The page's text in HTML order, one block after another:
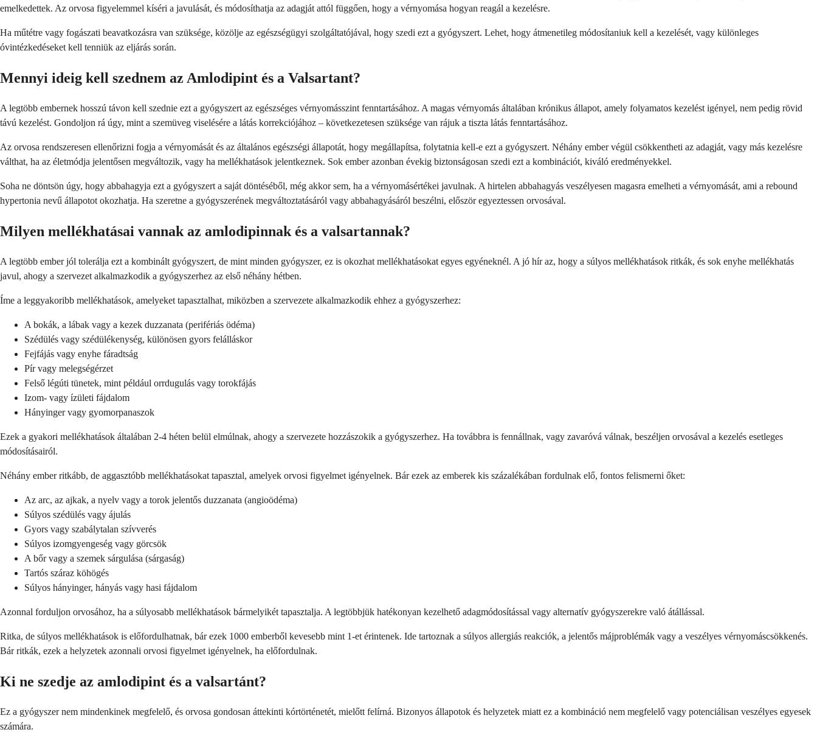
emelkedettek. Az orvosa figyelemmel kíséri a javulását, és módosíthatja az adagját attól függően, hogy a vérnyomása hogyan reagál a kezelésre.
Ha műtétre vagy fogászati beavatkozásra van szüksége, közölje az egészségügyi szolgáltatójával, hogy szedi ezt a gyógyszert. Lehet, hogy átmenetileg módosítaniuk kell a kezelését, vagy különleges
óvintézkedéseket kell tenniük az eljárás során.
Mennyi ideig kell szednem az Amlodipint és a Valsartant?
A legtöbb embernek hosszú távon kell szednie ezt a gyógyszert az egészséges vérnyomásszint fenntartásához. A magas vérnyomás általában krónikus állapot, amely folyamatos kezelést igényel, nem pedig rövid
távú kezelést. Gondoljon rá úgy, mint a szemüveg viselésére a látás korrekciójához – következetesen szüksége van rájuk a tiszta látás fenntartásához.
Az orvosa rendszeresen ellenőrizni fogja a vérnyomását és az általános egészségi állapotát, hogy megállapítsa, folytatnia kell-e ezt a gyógyszert. Néhány ember végül csökkentheti az adagját, vagy más kezelésre
válthat, ha az életmódja jelentősen megváltozik, vagy ha mellékhatások jelentkeznek. Sok ember azonban évekig biztonságosan szedi ezt a kombinációt, kiváló eredményekkel.
Soha ne döntsön úgy, hogy abbahagyja ezt a gyógyszert a saját döntéséből, még akkor sem, ha a vérnyomásértékei javulnak. A hirtelen abbahagyás veszélyesen magasra emelheti a vérnyomását, ami a rebound
hypertonia nevű állapotot okozhatja. Ha szeretne a gyógyszerének megváltoztatásáról vagy abbahagyásáról beszélni, először egyeztessen orvosával.
Milyen mellékhatásai vannak az amlodipinnak és a valsartannak?
A legtöbb ember jól tolerálja ezt a kombinált gyógyszert, de mint minden gyógyszer, ez is okozhat mellékhatásokat egyes egyéneknél. A jó hír az, hogy a súlyos mellékhatások ritkák, és sok enyhe mellékhatás
javul, ahogy a szervezet alkalmazkodik a gyógyszerhez az első néhány hétben.
Íme a leggyakoribb mellékhatások, amelyeket tapasztalhat, miközben a szervezete alkalmazkodik ehhez a gyógyszerhez:
A bokák, a lábak vagy a kezek duzzanata (perifériás ödéma)
Szédülés vagy szédülékenység, különösen gyors felálláskor
Fejfájás vagy enyhe fáradtság
Pír vagy melegségérzet
Felső légúti tünetek, mint például orrdugulás vagy torokfájás
Izom- vagy ízületi fájdalom
Hányinger vagy gyomorpanaszok
Ezek a gyakori mellékhatások általában 2-4 héten belül elmúlnak, ahogy a szervezete hozzászokik a gyógyszerhez. Ha továbbra is fennállnak, vagy zavaróvá válnak, beszéljen orvosával a kezelés esetleges
módosításairól.
Néhány ember ritkább, de aggasztóbb mellékhatásokat tapasztal, amelyek orvosi figyelmet igényelnek. Bár ezek az emberek kis százalékában fordulnak elő, fontos felismerni őket:
Az arc, az ajkak, a nyelv vagy a torok jelentős duzzanata (angioödéma)
Súlyos szédülés vagy ájulás
Gyors vagy szabálytalan szívverés
Súlyos izomgyengeség vagy görcsök
A bőr vagy a szemek sárgulása (sárgaság)
Tartós száraz köhögés
Súlyos hányinger, hányás vagy hasi fájdalom
Azonnal forduljon orvosához, ha a súlyosabb mellékhatások bármelyikét tapasztalja. A legtöbbjük hatékonyan kezelhető adagmódosítással vagy alternatív gyógyszerekre való átállással.
Ritka, de súlyos mellékhatások is előfordulhatnak, bár ezek 1000 emberből kevesebb mint 1-et érintenek. Ide tartoznak a súlyos allergiás reakciók, a jelentős májproblémák vagy a veszélyes vérnyomáscsökkenés.
Bár ritkák, ezek a helyzetek azonnali orvosi figyelmet igényelnek, ha előfordulnak.
Ki ne szedje az amlodipint és a valsartánt?
Ez a gyógyszer nem mindenkinek megfelelő, és orvosa gondosan áttekinti kórtörténetét, mielőtt felírná. Bizonyos állapotok és helyzetek miatt ez a kombináció nem megfelelő vagy potenciálisan veszélyes egyesek
számára.